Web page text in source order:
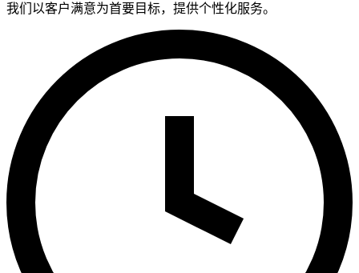
我们以客户满意为首要目标，提供个性化服务。